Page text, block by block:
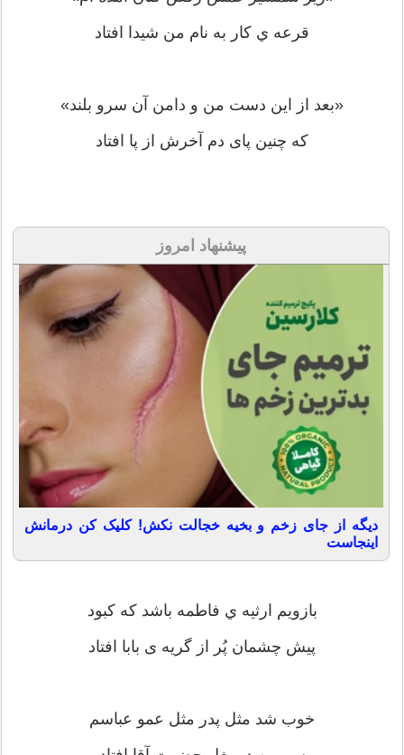
قرعه ي کار به نام من شیدا افتاد
«بعد از این دست من و دامن آن سرو بلند»
که چنین پای دم آخرش از پا افتاد
پیشنهاد امروز
دیگه از جای زخم و بخیه خجالت نکش! کلیک کن درمانش
اینجاست
بازویم ارثیه ي فاطمه باشد که کبود
پیش چشمان پُر از گریه ی بابا افتاد
خوب شد مثل پدر مثل عمو عباسم